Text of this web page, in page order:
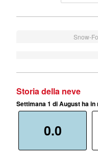
Snow-
Storia della neve
Settimana 1 di August ha in
0.0